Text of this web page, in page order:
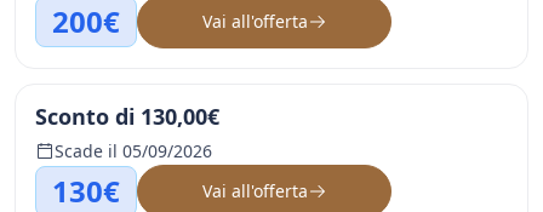
200€ Vai all'offerta
Sconto di 130,00€
Scade il 05/09/2026
130€ Vai all'offerta